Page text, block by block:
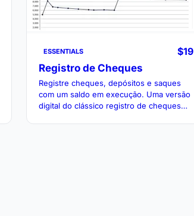
ESSENTIALS
$19
Registro de Cheques
Registre cheques, depósitos e saques
com um saldo em execução. Uma versão
digital do clássico registro de cheques